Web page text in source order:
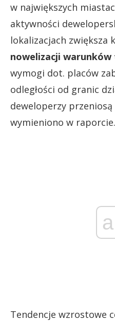
w największych
aktywności
lokalizacjach zwiększa
nowelizacji warunków
wymogi dot. placów
odległości od granic
deweloperzy
wymieniono w raporcie.
Tendencje wzrostowe